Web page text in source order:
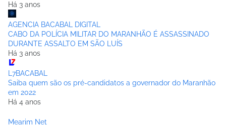
Há 3 anos
AGENCIA BACABAL DIGITAL
CABO DA POLÍCIA MILITAR DO MARANHÃO É ASSASSINADO
DURANTE ASSALTO EM SÃO LUÍS
Há 3 anos
L7BACABAL
Saiba quem são os pré-candidatos a governador do Maranhão
em 2022
Há 4 anos
Mearim Net